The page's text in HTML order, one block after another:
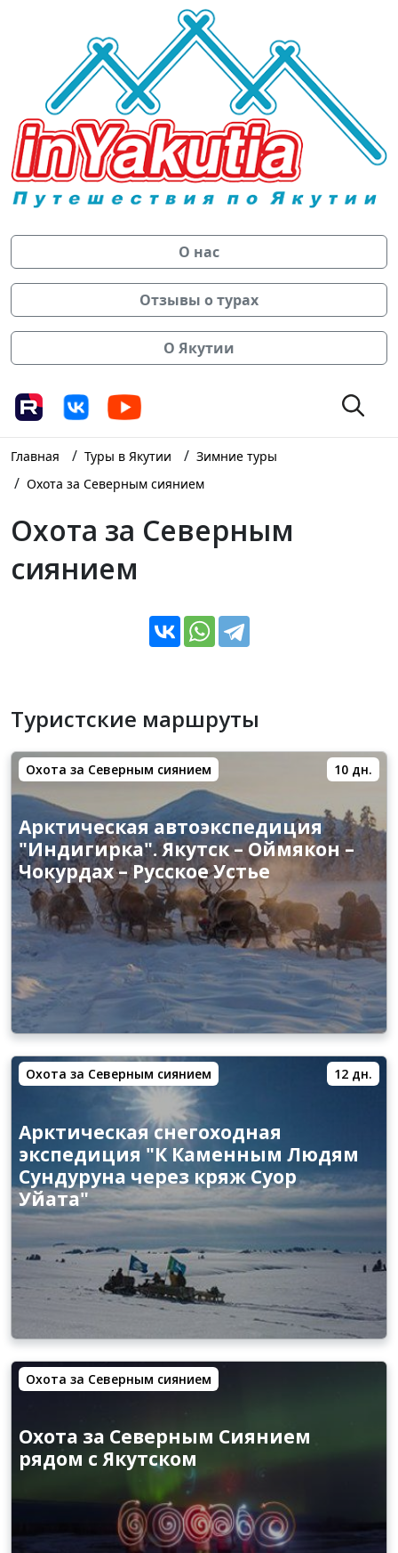
О нас
Отзывы о турах
О Якутии
Главная / Туры в Якутии / Зимние туры
/ Охота за Северным сиянием
Охота за Северным
сиянием
Туристские маршруты
Охота за Северным сиянием 10 дн.
Арктическая автоэкспедиция
"Индигирка". Якутск – Оймякон –
Чокурдах – Русское Устье
Охота за Северным сиянием 12 дн.
Арктическая снегоходная
экспедиция "К Каменным Людям
Сундуруна через кряж Суор
Уйата"
Охота за Северным сиянием
Охота за Северным Сиянием
рядом с Якутском